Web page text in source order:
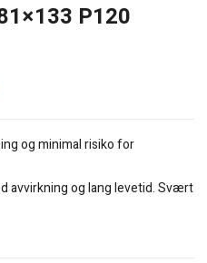
P120
og minimal risiko for
avvirkning og lang levetid. Svært